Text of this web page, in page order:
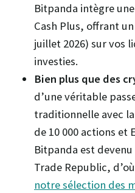
Bitpanda intègre
Cash Plus, offrant
juillet 2026) sur vos
investies.
Bien plus que des
d’une véritable
traditionnelle avec
de 10 000 actions et
Bitpanda est
Trade Republic,
notre sélection des